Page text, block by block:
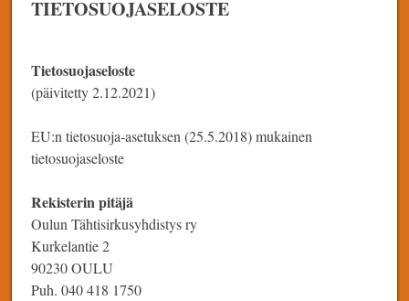
TIETOSUOJASELOSTE
Tietosuojaseloste
(päivitetty 2.12.2021)
EU:n tietosuoja-asetuksen (25.5.2018) mukainen
tietosuojaseloste
Rekisterin pitäjä
Oulun Tähtisirkusyhdistys ry
Kurkelantie 2
90230 OULU
Puh. 040 418 1750